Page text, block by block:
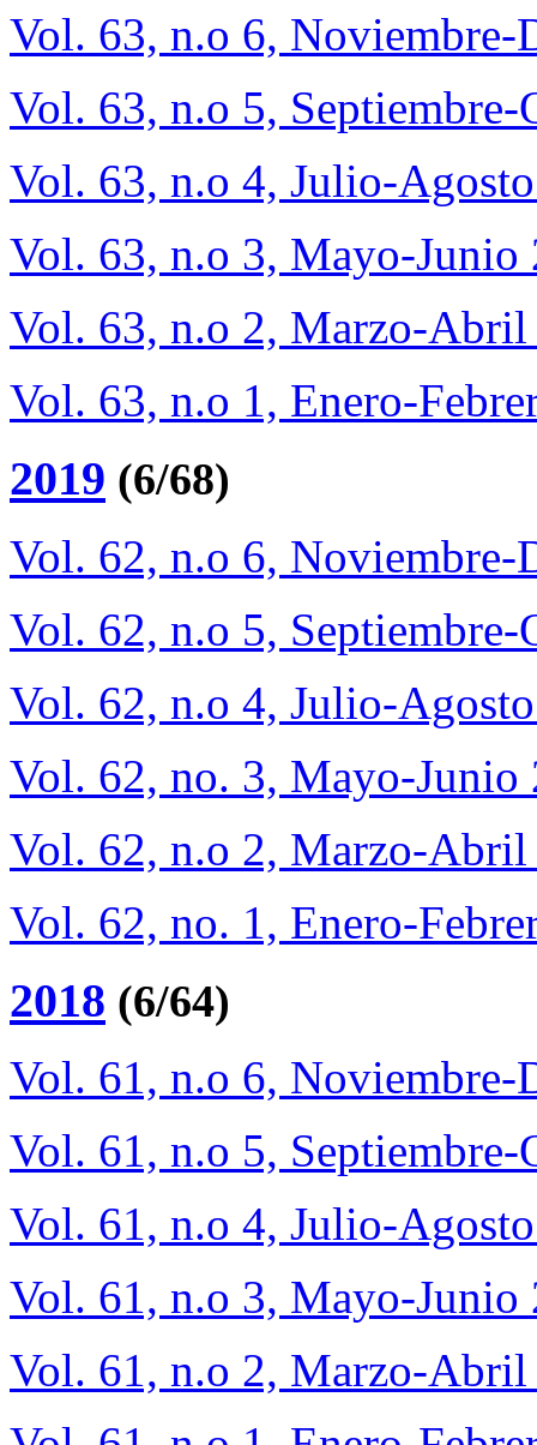
Vol. 63, n.o 6, Noviembre-
Vol. 63, n.o 5, Septiembre-
Vol. 63, n.o 4, Julio-
Vol. 63, n.o 3, Mayo-Junio
Vol. 63, n.o 2, Marzo-Abril
Vol. 63, n.o 1, Enero-
2019 (6/68)
Vol. 62, n.o 6, Noviembre-
Vol. 62, n.o 5, Septiembre-
Vol. 62, n.o 4, Julio-
Vol. 62, no. 3, Mayo-Junio
Vol. 62, n.o 2, Marzo-Abril
Vol. 62, no. 1, Enero-
2018 (6/64)
Vol. 61, n.o 6, Noviembre-
Vol. 61, n.o 5, Septiembre-
Vol. 61, n.o 4, Julio-
Vol. 61, n.o 3, Mayo-Junio
Vol. 61, n.o 2, Marzo-Abril